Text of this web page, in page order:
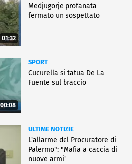
01:32
Medjugorje profanata
fermato un sospettato
00:08
SPORT
Cucurella si tatua De La
Fuente sul braccio
ULTIME NOTIZIE
L'allarme del Procuratore di
Palermo": "Mafia a caccia di
nuove armi"